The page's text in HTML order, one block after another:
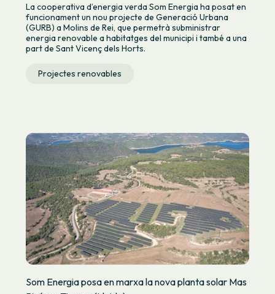
La cooperativa d’energia verda Som Energia ha posat en
funcionament un nou projecte de Generació Urbana
(GURB) a Molins de Rei, que permetrà subministrar
energia renovable a habitatges del municipi i també a una
part de Sant Vicenç dels Horts.
Projectes renovables
Som Energia posa en marxa la nova planta solar Mas